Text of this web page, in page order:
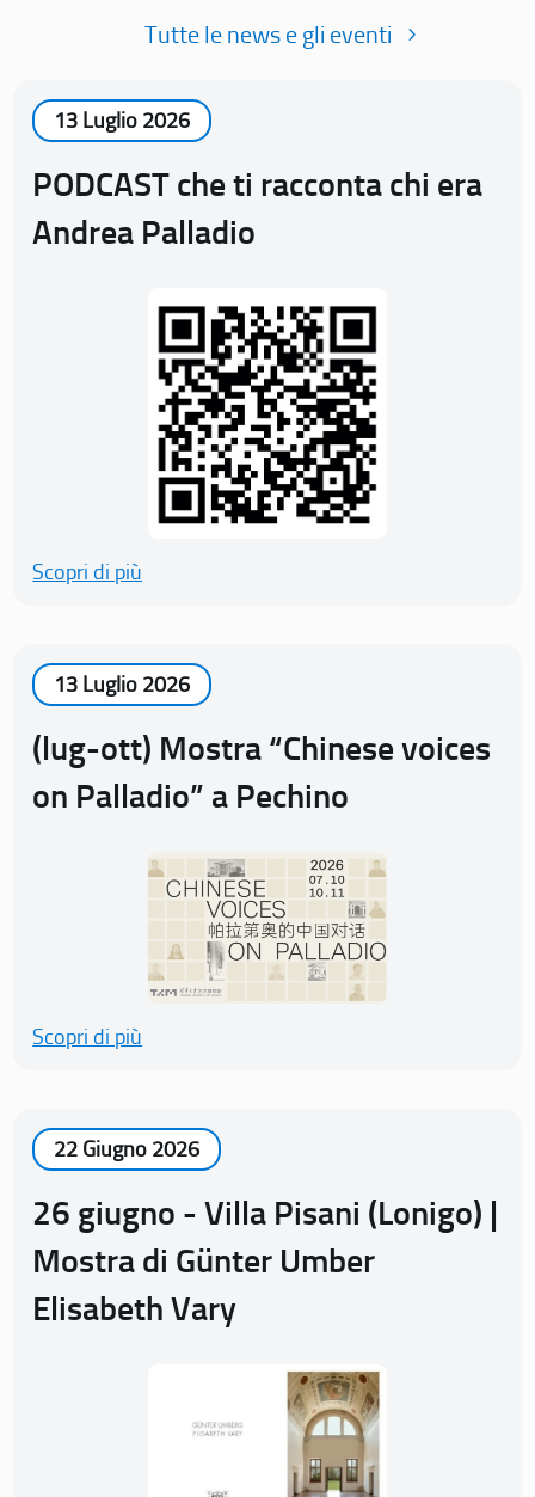
Tutte le news e gli eventi
13 Luglio 2026
PODCAST che ti racconta chi era
Andrea Palladio
Scopri di più
13 Luglio 2026
(lug-ott) Mostra “Chinese voices
on Palladio” a Pechino
Scopri di più
22 Giugno 2026
26 giugno - Villa Pisani (Lonigo) |
Mostra di Günter Umber
Elisabeth Vary